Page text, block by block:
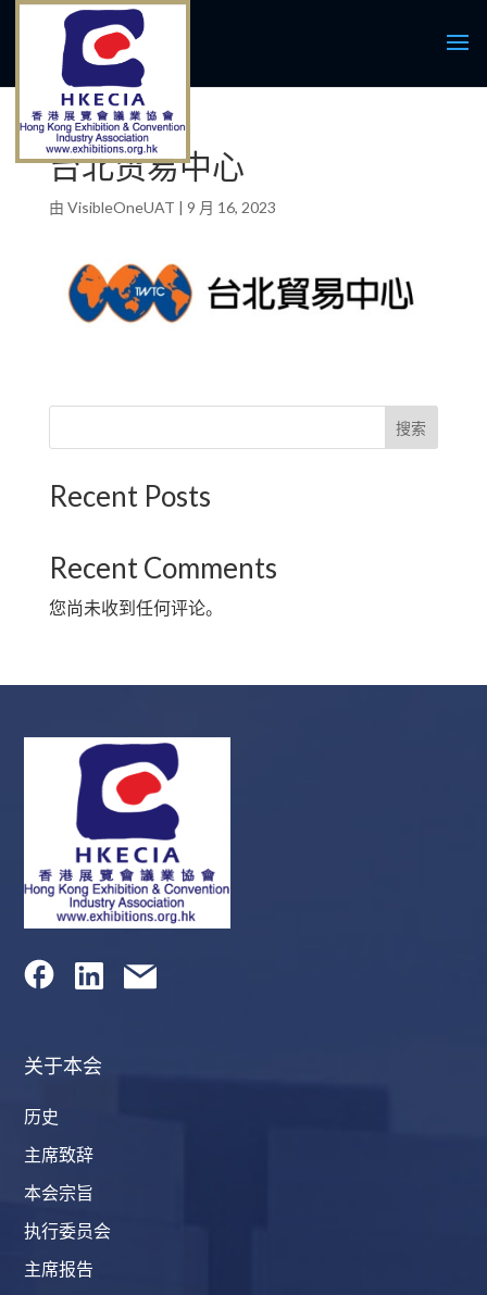
台北贸易中心
由 VisibleOneUAT | 9 月 16, 2023
搜索
Recent Posts
Recent Comments
您尚未收到任何评论。
关于本会
历史
主席致辞
本会宗旨
执行委员会
主席报告